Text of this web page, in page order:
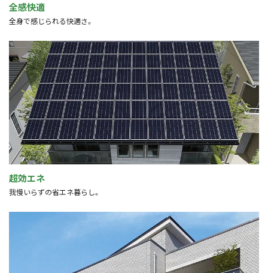
全感快適
全身で感じられる快適さ。
超効エネ
我慢いらずの省エネ暮らし。